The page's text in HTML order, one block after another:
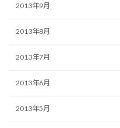
2013年9月
2013年8月
2013年7月
2013年6月
2013年5月